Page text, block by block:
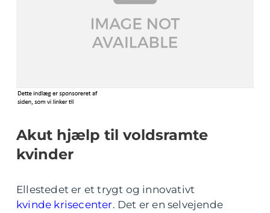
Akut hjælp til voldsramte
kvinder
Ellestedet er et trygt og innovativt
kvinde krisecenter. Det er en selvejende